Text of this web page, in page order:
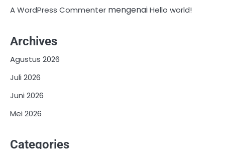
A WordPress Commenter mengenaiHello world!
Archives
Agustus 2026
Juli 2026
Juni 2026
Mei 2026
Categories